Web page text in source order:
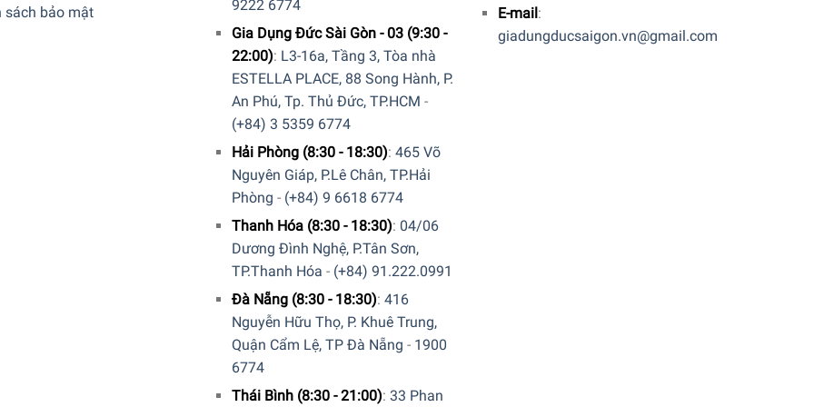
hợp cho tất cả các loại xà phòng rửa tay dạng lỏng, ngăn phân phối có cửa sổ trong suốt tiện dụng để bạn có
loại xà phòng rửa tay dạng lỏng dùng trong nhà tắm, nhà vệ sinh, khu vực bếp.
sách bảo mật
9222 6774
Gia Dụng Đức Sài Gòn - 03 (9:30 -
22:00): L3-16a, Tầng 3, Tòa nhà
ESTELLA PLACE, 88 Song Hành, P.
An Phú, Tp. Thủ Đức, TP.HCM -
(+84) 3 5359 6774
Hải Phòng (8:30 - 18:30): 465 Võ
Nguyên Giáp, P.Lê Chân, TP.Hải
Phòng - (+84) 9 6618 6774
Thanh Hóa (8:30 - 18:30): 04/06
Dương Đình Nghệ, P.Tân Sơn,
TP.Thanh Hóa - (+84) 91.222.0991
Đà Nẵng (8:30 - 18:30): 416
Nguyễn Hữu Thọ, P. Khuê Trung,
Quận Cẩm Lệ, TP Đà Nẵng - 1900
6774
Thái Bình (8:30 - 21:00): 33 Phan
E-mail:
giadungducsaigon.vn@gmail.com